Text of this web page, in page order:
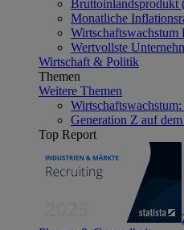
Bruttoinlandsprodukt
Monatliche
Wirtschaftswachstum
Wertvollste
Wirtschaft & Politik
Themen
Weitere Themen
Generation Z auf
Top Report